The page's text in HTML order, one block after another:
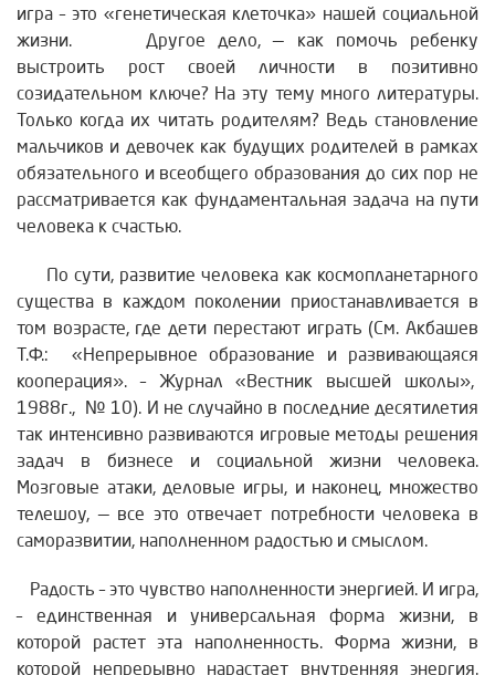
игра – это «генетическая клеточка» нашей социальной
жизни. Другое дело, — как помочь ребенку
выстроить рост своей личности в позитивно
созидательном ключе? На эту тему много литературы.
Только когда их читать родителям? Ведь становление
мальчиков и девочек как будущих родителей в рамках
обязательного и всеобщего образования до сих пор не
рассматривается как фундаментальная задача на пути
человека к счастью.
По сути, развитие человека как космопланетарного
существа в каждом поколении приостанавливается в
том возрасте, где дети перестают играть (См. Акбашев
Т.Ф.: «Непрерывное образование и развивающаяся
кооперация». – Журнал «Вестник высшей школы»,
1988г., № 10). И не случайно в последние десятилетия
так интенсивно развиваются игровые методы решения
задач в бизнесе и социальной жизни человека.
Мозговые атаки, деловые игры, и наконец, множество
телешоу, — все это отвечает потребности человека в
саморазвитии, наполненном радостью и смыслом.
Радость – это чувство наполненности энергией. И игра,
– единственная и универсальная форма жизни, в
которой растет эта наполненность. Форма жизни, в
которой непрерывно нарастает внутренняя энергия.